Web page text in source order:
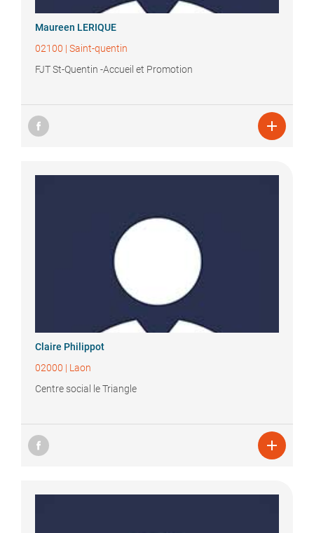
Maureen LERIQUE
02100 | Saint-quentin
FJT St-Quentin -Accueil et Promotion

Claire Philippot
02000 | Laon
Centre social le Triangle
